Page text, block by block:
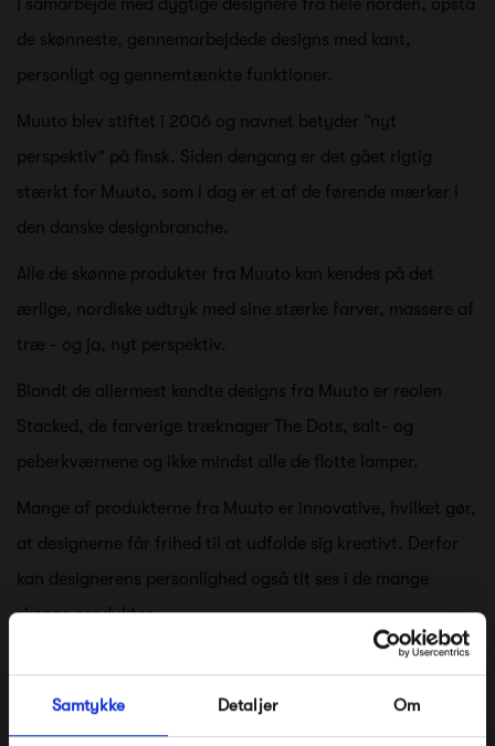
Samtykke Detaljer Om
I samarbejde med dygtige designere fra hele norden, opstå
de skønneste, gennemarbejdede designs med kant,
personligt og gennemtænkte funktioner.
Muuto blev stiftet i 2006 og navnet betyder “nyt
perspektiv” på finsk. Siden dengang er det gået rigtig
stærkt for Muuto, som i dag er et af de førende mærker i
den danske designbranche.
Alle de skønne produkter fra Muuto kan kendes på det
ærlige, nordiske udtryk med sine stærke farver, massere af
træ - og ja, nyt perspektiv.
Blandt de allermest kendte designs fra Muuto er reolen
Stacked, de farverige træknager The Dots, salt- og
peberkværnene og ikke mindst alle de flotte lamper.
Mange af produkterne fra Muuto er innovative, hvilket gør,
at designerne får frihed til at udfolde sig kreativt. Derfor
kan designerens personlighed også tit ses i de mange
skønne produkter.
Muutos holdning til at designere skal have mulighed for at
udfolde sig, kommer også til udtryk i Muutos årlige Talent
Award. Her får unge designstuderende og nyuddannede